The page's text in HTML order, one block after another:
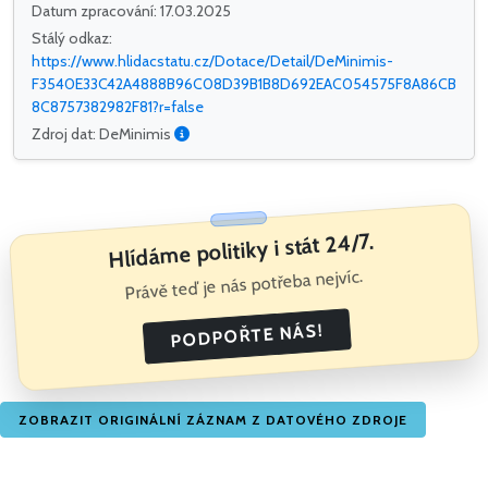
Datum zpracování: 17.03.2025
Stálý odkaz:
https://www.hlidacstatu.cz/Dotace/Detail/DeMinimis-
F3540E33C42A4888B96C08D39B1B8D692EAC054575F8A86CB
8C8757382982F81?r=false
Zdroj dat: DeMinimis
Hlídáme politiky i stát 24/7.
Právě teď je nás potřeba nejvíc.
PODPOŘTE NÁS!
ZOBRAZIT ORIGINÁLNÍ ZÁZNAM Z DATOVÉHO ZDROJE